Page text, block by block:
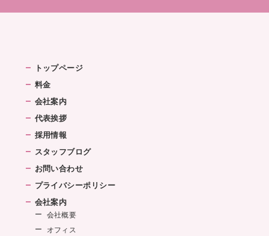
トップページ
料金
会社案内
代表挨拶
採用情報
スタッフブログ
お問い合わせ
プライバシーポリシー
会社案内
会社概要
オフィス